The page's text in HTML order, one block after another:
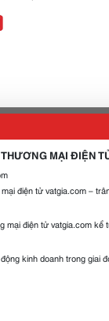
MẠI ĐIỆN
điện tử vatgia.com –
mại điện tử vatgia.com kể
kinh doanh trong giai